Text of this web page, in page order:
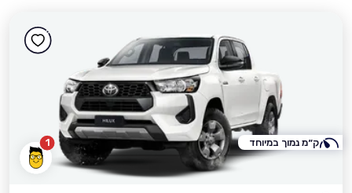
1 ק״מ נמוך במיוחד